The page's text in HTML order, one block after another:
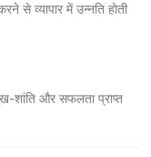
से व्यापार में उन्नति होती
शांति और सफलता प्राप्त